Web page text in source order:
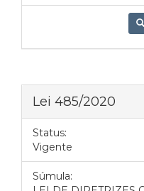
Lei 485/2020
Status:
Vigente
Súmula: